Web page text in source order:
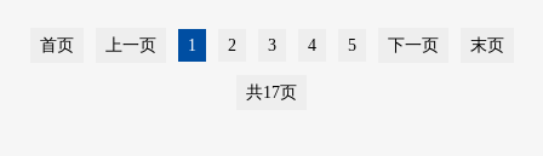
首页 上一页 1 2 3 4 5 下一页 末页
共17页